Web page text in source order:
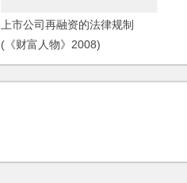
上市公司再融资的法律规制
(《财富人物》2008)